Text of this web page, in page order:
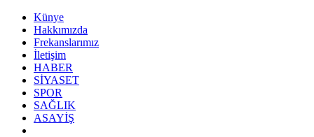
Künye
Hakkımızda
Frekanslarımız
İletişim
HABER
SİYASET
SPOR
SAĞLIK
ASAYİŞ